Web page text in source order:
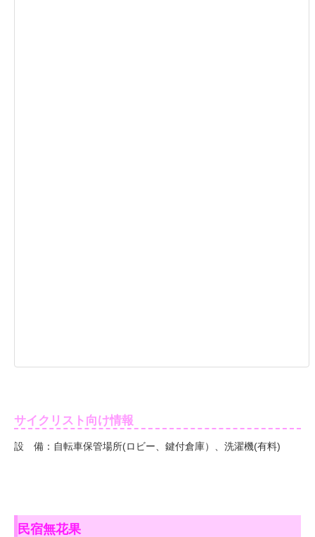
サイクリスト向け情報
設 備：自転車保管場所(ロビー、鍵付倉庫）、洗濯機(有料)
民宿無花果